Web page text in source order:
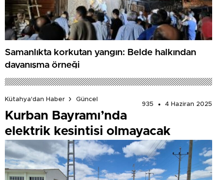
Samanlıkta korkutan yangın: Belde halkından
dayanışma örneği
Kütahya'dan Haber
Güncel
935
4 Haziran 2025
Kurban Bayramı’nda
elektrik kesintisi olmayacak